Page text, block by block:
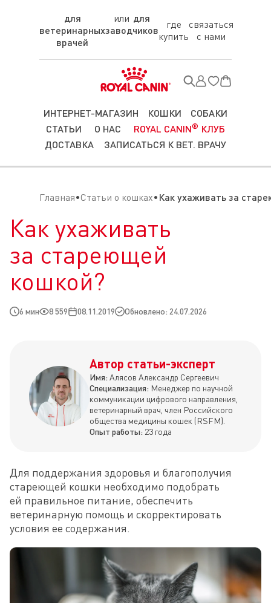
для
ветеринарных
врачей
для
заводчиков
где
купить
связаться
с нами
ИНТЕРНЕТ-МАГАЗИН КОШКИ
СОБАКИ
СТАТЬИ
О НАС ROYAL CANIN® КЛУБ
ДОСТАВКА
ЗАПИСАТЬСЯ К ВЕТ. ВРАЧУ
Главная Статьи о кошках Как ухаживать за
Как ухаживать
за стареющей
кошкой?
6 мин 8 559 08.11.2019 Обновлено: 24.07.2026
Автор статьи-эксперт
Имя: Алясов Александр Сергеевич
Специализация: Менеджер по научной
коммуникации цифрового направления,
ветеринарный врач, член Российского
общества медицины кошек (RSFM).
Опыт работы: 23 года
Для поддержания здоровья и благополучия
стареющей кошки необходимо подобрать
ей правильное питание, обеспечить
ветеринарную помощь и скорректировать
условия ее содержания.